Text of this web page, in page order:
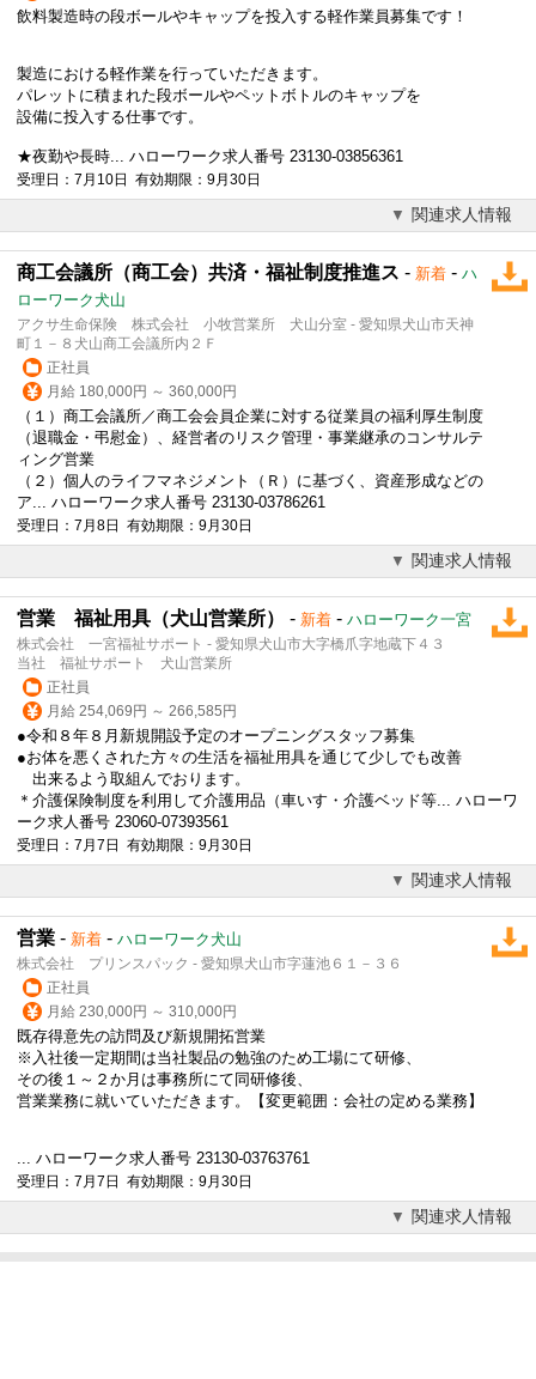
飲料製造時の段ボールやキャップを投入する軽作業員募集です！
製造における軽作業を行っていただきます。
パレットに積まれた段ボールやペットボトルのキャップを
設備に投入する仕事です。
★夜勤や長時... ハローワーク求人番号 23130-03856361
受理日：7月10日 有効期限：9月30日
関連求人情報
商工会議所（商工会）共済・福祉制度推進ス - 新着 - ハ
ローワーク犬山
アクサ生命保険 株式会社 小牧営業所 犬山分室 - 愛知県犬山市天神
町１－８犬山商工会議所内２Ｆ
正社員
月給 180,000円 ～ 360,000円
（１）商工会議所／商工会会員企業に対する従業員の福利厚生制度
（退職金・弔慰金）、経営者のリスク管理・事業継承のコンサルテ
ィング営業
（２）個人のライフマネジメント（Ｒ）に基づく、資産形成などの
ア... ハローワーク求人番号 23130-03786261
受理日：7月8日 有効期限：9月30日
関連求人情報
営業 福祉用具（犬山営業所） - 新着 - ハローワーク一宮
株式会社 一宮福祉サポート - 愛知県犬山市大字橋爪字地蔵下４３
当社 福祉サポート 犬山営業所
正社員
月給 254,069円 ～ 266,585円
●令和８年８月新規開設予定のオープニングスタッフ募集
●お体を悪くされた方々の生活を福祉用具を通じて少しでも改善
出来るよう取組んでおります。
＊介護保険制度を利用して介護用品（車いす・介護ベッド等... ハローワ
ーク求人番号 23060-07393561
受理日：7月7日 有効期限：9月30日
関連求人情報
営業 - 新着 - ハローワーク犬山
株式会社 プリンスパック - 愛知県犬山市字蓮池６１－３６
正社員
月給 230,000円 ～ 310,000円
既存得意先の訪問及び新規開拓営業
※入社後一定期間は当社製品の勉強のため工場にて研修、
その後１～２か月は事務所にて同研修後、
営業業務に就いていただきます。【変更範囲：会社の定める業務】
... ハローワーク求人番号 23130-03763761
受理日：7月7日 有効期限：9月30日
関連求人情報